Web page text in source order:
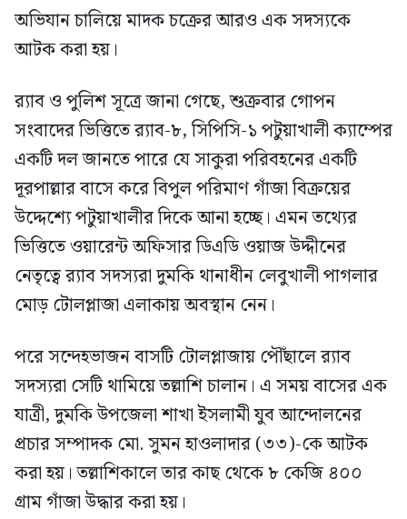
অভিযান চালিয়ে মাদক চক্রের আরও এক সদস্যকে
আটক করা হয়।
র‍্যাব ও পুলিশ সূত্রে জানা গেছে, শুক্রবার গোপন
সংবাদের ভিত্তিতে র‍্যাব-৮, সিপিসি-১ পটুয়াখালী ক্যাম্পের
একটি দল জানতে পারে যে সাকুরা পরিবহনের একটি
দূরপাল্লার বাসে করে বিপুল পরিমাণ গাঁজা বিক্রয়ের
উদ্দেশ্যে পটুয়াখালীর দিকে আনা হচ্ছে। এমন তথ্যের
ভিত্তিতে ওয়ারেন্ট অফিসার ডিএডি ওয়াজ উদ্দীনের
নেতৃত্বে র‍্যাব সদস্যরা দুমকি থানাধীন লেবুখালী পাগলার
মোড় টোলপ্লাজা এলাকায় অবস্থান নেন।
পরে সন্দেহভাজন বাসটি টোলপ্লাজায় পৌঁছালে র‍্যাব
সদস্যরা সেটি থামিয়ে তল্লাশি চালান। এ সময় বাসের এক
যাত্রী, দুমকি উপজেলা শাখা ইসলামী যুব আন্দোলনের
প্রচার সম্পাদক মো. সুমন হাওলাদার (৩৩)-কে আটক
করা হয়। তল্লাশিকালে তার কাছ থেকে ৮ কেজি ৪০০
গ্রাম গাঁজা উদ্ধার করা হয়।